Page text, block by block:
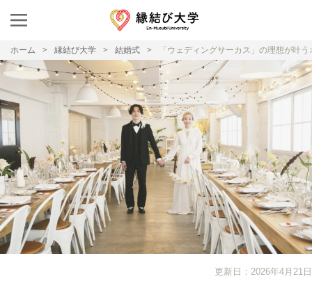
ホーム 縁結び大学 結婚式 「ウェディングサーカス」の理想が叶
更新日：2026年4月21日